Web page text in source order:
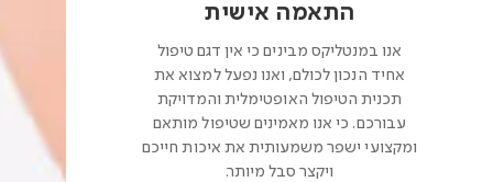
התאמה אישית
אנו במנטליקס מבינים כי אין דגם טיפול
אחיד הנכון לכולם, ואנו נפעל למצוא את
תכנית הטיפול האופטימלית והמדויקת
עבורכם. כי אנו מאמינים שטיפול מותאם
ומקצועי ישפר משמעותית את איכות חייכם
ויקצר סבל מיותר.